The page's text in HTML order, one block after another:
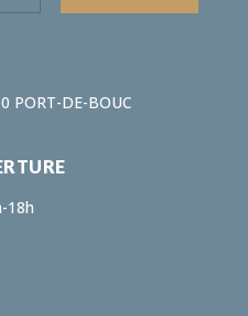
PORT-DE-BOUC
18h